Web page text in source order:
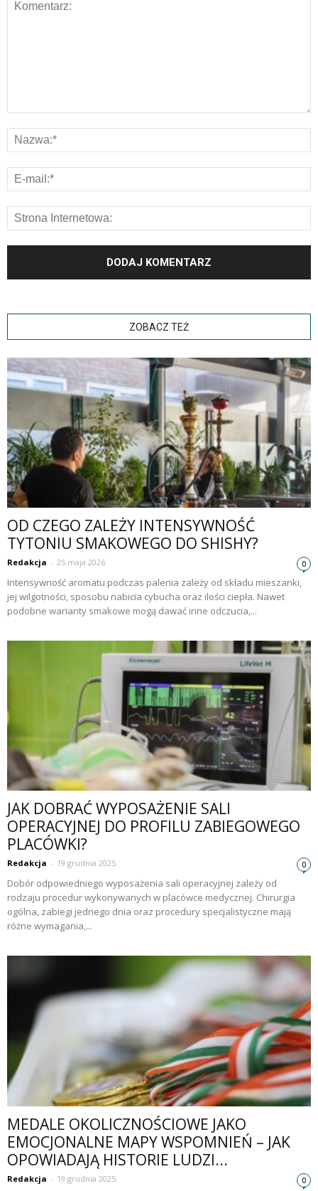
ZOBACZ TEŻ
OD CZEGO ZALEŻY INTENSYWNOŚĆ
TYTONIU SMAKOWEGO DO SHISHY?
Redakcja - 25 maja 2026 0
Intensywność aromatu podczas palenia zależy od składu mieszanki,
jej wilgotności, sposobu nabicia cybucha oraz ilości ciepła. Nawet
podobne warianty smakowe mogą dawać inne odczucia,...
JAK DOBRAĆ WYPOSAŻENIE SALI
OPERACYJNEJ DO PROFILU ZABIEGOWEGO
PLACÓWKI?
Redakcja - 19 grudnia 2025 0
Dobór odpowiedniego wyposażenia sali operacyjnej zależy od
rodzaju procedur wykonywanych w placówce medycznej. Chirurgia
ogólna, zabiegi jednego dnia oraz procedury specjalistyczne mają
różne wymagania,...
MEDALE OKOLICZNOŚCIOWE JAKO
EMOCJONALNE MAPY WSPOMNIEŃ – JAK
OPOWIADAJĄ HISTORIE LUDZI...
Redakcja - 19 grudnia 2025 0